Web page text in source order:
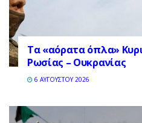
Τα «αόρατα όπλα»
Ρωσίας – Ουκρανίας
6 ΑΥΓΟΎΣΤΟΥ 2026